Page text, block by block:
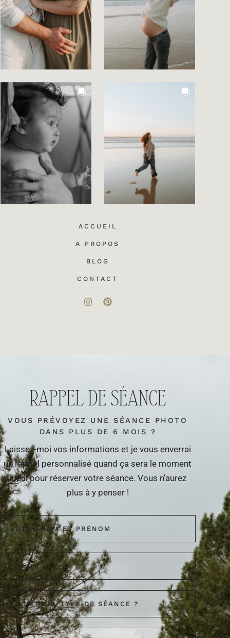
ACCUEIL
A PROPOS
BLOG
CONTACT
RAPPEL DE SÉANCE
VOUS PRÉVOYEZ UNE SÉANCE PHOTO
DANS PLUS DE 6 MOIS ?
Laissez-moi vos informations et je vous enverrai
un rappel personnalisé quand ça sera le moment
idéal pour réserver votre séance. Vous n’aurez
plus à y penser !